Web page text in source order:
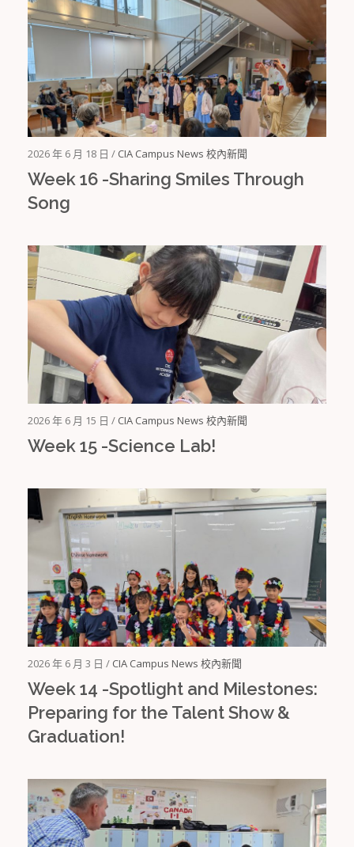
2026 年 6 月 18 日 / CIA Campus News 校內新聞
Week 16 -Sharing Smiles Through
Song
2026 年 6 月 15 日 / CIA Campus News 校內新聞
Week 15 -Science Lab!
2026 年 6 月 3 日 / CIA Campus News 校內新聞
Week 14 -Spotlight and Milestones:
Preparing for the Talent Show &
Graduation!